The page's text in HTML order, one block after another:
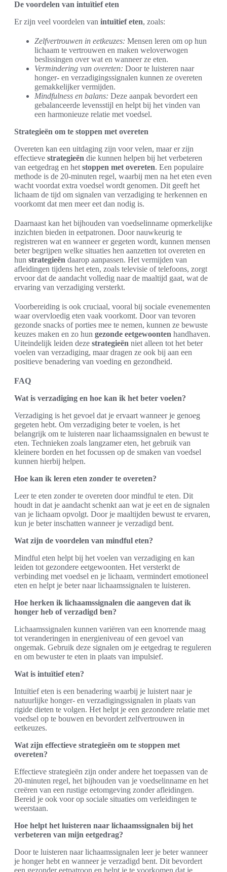
De voordelen van intuïtief eten
Er zijn veel voordelen van intuïtief eten, zoals:
Zelfvertrouwen in eetkeuzes: Mensen leren om op hun
lichaam te vertrouwen en maken weloverwogen
beslissingen over wat en wanneer ze eten.
Vermindering van overeten: Door te luisteren naar
honger- en verzadigingssignalen kunnen ze overeten
gemakkelijker vermijden.
Mindfulness en balans: Deze aanpak bevordert een
gebalanceerde levensstijl en helpt bij het vinden van
een harmonieuze relatie met voedsel.
Strategieën om te stoppen met overeten
Overeten kan een uitdaging zijn voor velen, maar er zijn
effectieve strategieën die kunnen helpen bij het verbeteren
van eetgedrag en het stoppen met overeten. Een populaire
methode is de 20-minuten regel, waarbij men na het eten even
wacht voordat extra voedsel wordt genomen. Dit geeft het
lichaam de tijd om signalen van verzadiging te herkennen en
voorkomt dat men meer eet dan nodig is.
Daarnaast kan het bijhouden van voedselinname opmerkelijke
inzichten bieden in eetpatronen. Door nauwkeurig te
registreren wat en wanneer er gegeten wordt, kunnen mensen
beter begrijpen welke situaties hen aanzetten tot overeten en
hun strategieën daarop aanpassen. Het vermijden van
afleidingen tijdens het eten, zoals televisie of telefoons, zorgt
ervoor dat de aandacht volledig naar de maaltijd gaat, wat de
ervaring van verzadiging versterkt.
Voorbereiding is ook cruciaal, vooral bij sociale evenementen
waar overvloedig eten vaak voorkomt. Door van tevoren
gezonde snacks of porties mee te nemen, kunnen ze bewuste
keuzes maken en zo hun gezonde eetgewoonten handhaven.
Uiteindelijk leiden deze strategieën niet alleen tot het beter
voelen van verzadiging, maar dragen ze ook bij aan een
positieve benadering van voeding en gezondheid.
FAQ
Wat is verzadiging en hoe kan ik het beter voelen?
Verzadiging is het gevoel dat je ervaart wanneer je genoeg
gegeten hebt. Om verzadiging beter te voelen, is het
belangrijk om te luisteren naar lichaamssignalen en bewust te
eten. Technieken zoals langzamer eten, het gebruik van
kleinere borden en het focussen op de smaken van voedsel
kunnen hierbij helpen.
Hoe kan ik leren eten zonder te overeten?
Leer te eten zonder te overeten door mindful te eten. Dit
houdt in dat je aandacht schenkt aan wat je eet en de signalen
van je lichaam opvolgt. Door je maaltijden bewust te ervaren,
kun je beter inschatten wanneer je verzadigd bent.
Wat zijn de voordelen van mindful eten?
Mindful eten helpt bij het voelen van verzadiging en kan
leiden tot gezondere eetgewoonten. Het versterkt de
verbinding met voedsel en je lichaam, vermindert emotioneel
eten en helpt je beter naar lichaamssignalen te luisteren.
Hoe herken ik lichaamssignalen die aangeven dat ik
honger heb of verzadigd ben?
Lichaamssignalen kunnen variëren van een knorrende maag
tot veranderingen in energieniveau of een gevoel van
ongemak. Gebruik deze signalen om je eetgedrag te reguleren
en om bewuster te eten in plaats van impulsief.
Wat is intuïtief eten?
Intuïtief eten is een benadering waarbij je luistert naar je
natuurlijke honger- en verzadigingssignalen in plaats van
rigide dieten te volgen. Het helpt je een gezondere relatie met
voedsel op te bouwen en bevordert zelfvertrouwen in
eetkeuzes.
Wat zijn effectieve strategieën om te stoppen met
overeten?
Effectieve strategieën zijn onder andere het toepassen van de
20-minuten regel, het bijhouden van je voedselinname en het
creëren van een rustige eetomgeving zonder afleidingen.
Bereid je ook voor op sociale situaties om verleidingen te
weerstaan.
Hoe helpt het luisteren naar lichaamssignalen bij het
verbeteren van mijn eetgedrag?
Door te luisteren naar lichaamssignalen leer je beter wanneer
je honger hebt en wanneer je verzadigd bent. Dit bevordert
een gezonder eetpatroon en helpt je te voorkomen dat je